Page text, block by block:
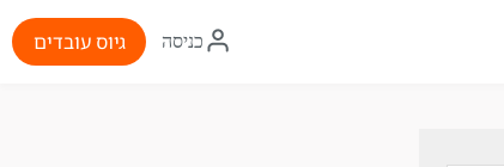
איקון
התחברות
כניסה גיוס עובדים